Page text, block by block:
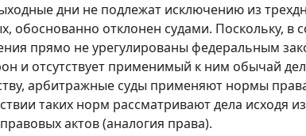
дни не подлежат исключению из
обоснованно отклонен судами. Поскольку, в
прямо не урегулированы федеральным
и отсутствует применимый к ним обычай
арбитражные суды применяют нормы
таких норм рассматривают дела
актов (аналогия права).